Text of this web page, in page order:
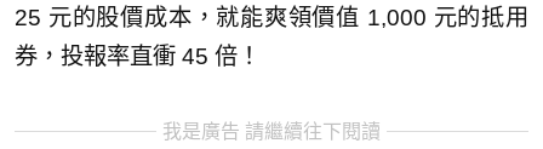
25 元的股價成本，就能爽領價值 1,000 元的抵用
券，投報率直衝 45 倍！
我是廣告 請繼續往下閱讀